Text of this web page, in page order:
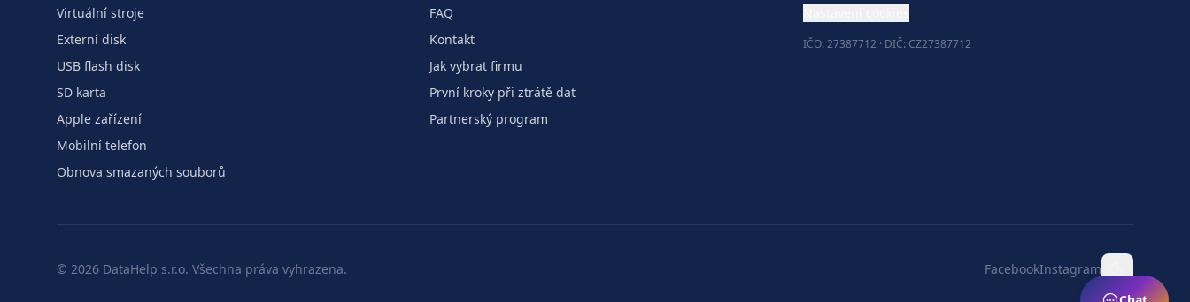
Virtuální stroje
Externí disk
USB flash disk
SD karta
Apple zařízení
Mobilní telefon
Obnova smazaných souborů
FAQ
Kontakt
Jak vybrat firmu
První kroky při ztrátě dat
Partnerský program
IČO: 27387712 · DIČ: CZ27387712
© 2026 DataHelp s.r.o. Všechna práva vyhrazena. FacebookInstagram